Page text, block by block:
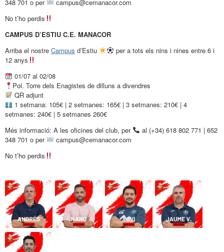
348 701 o per
campus@cemanacor.com
No t’ho perdis
CAMPUS D’ESTIU C.E. MANACOR
Arriba el nostre Campus d’Estiu
per a tots els nins i nines entre 6 i
12 anys
01/07 al 02/08
Pol. Torre dels Enagistes de dilluns a divendres
QR adjunt
1 setmana: 105€ | 2 setmanes: 165€ | 3 setmanes: 210€ | 4
setmanes: 240€ | 5 setmanes 260€
Més informació: A les oficines del club, per
al (+34) 618 802 771 | 652
348 701 o per
campus@cemanacor.com
No t’ho perdis